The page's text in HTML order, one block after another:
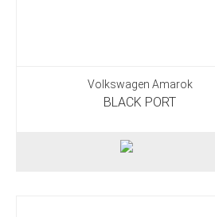
Volkswagen Amarok
BLACK PORT